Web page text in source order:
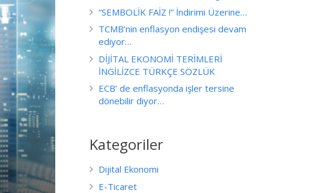
“SEMBOLİK FAİZ !” İndirimi Üzerine…
TCMB’nin enflasyon endişesi devam
ediyor…
DİJİTAL EKONOMİ TERİMLERİ
İNGİLİZCE TÜRKÇE SÖZLÜK
ECB’ de enflasyonda işler tersine
dönebilir diyor…
Kategoriler
Dijital Ekonomi
E-Ticaret